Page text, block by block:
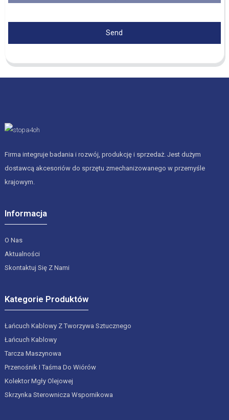
Send
Firma integruje badania i rozwój, produkcję i sprzedaż. Jest dużym
dostawcą akcesoriów do sprzętu zmechanizowanego w przemyśle
krajowym.
Informacja
O Nas
Aktualności
Skontaktuj Się Z Nami
Kategorie Produktów
Łańcuch Kablowy Z Tworzywa Sztucznego
Łańcuch Kablowy
Tarcza Maszynowa
Przenośnik I Taśma Do Wiórów
Kolektor Mgły Olejowej
Skrzynka Sterownicza Wspornikowa